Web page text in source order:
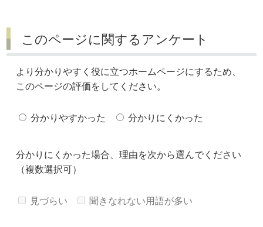
このページに関するアンケート
より分かりやすく役に立つホームページにするため、
このページの評価をしてください。
分かりやすかった 分かりにくかった
分かりにくかった場合、理由を次から選んでください
（複数選択可）
見づらい 聞きなれない用語が多い